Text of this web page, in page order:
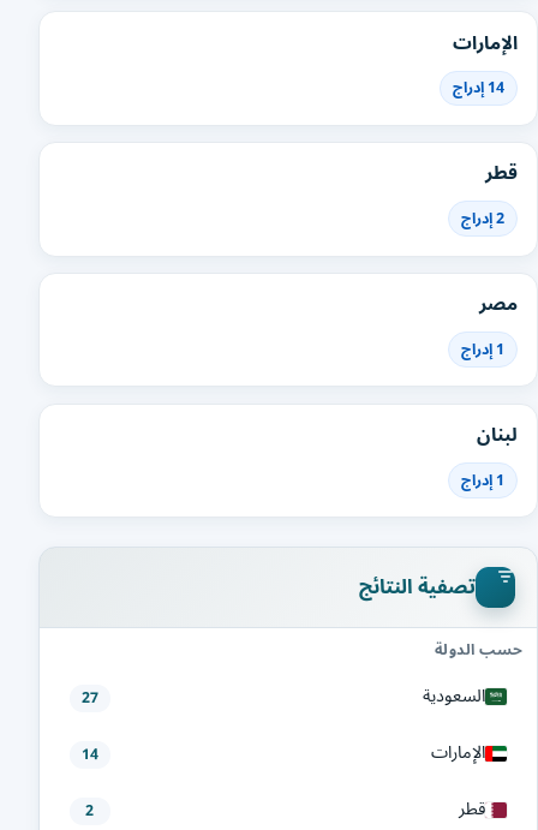
الإمارات
14 إدراج
قطر
2 إدراج
مصر
1 إدراج
لبنان
1 إدراج
تصفية النتائج
حسب الدولة
السعودية 27
الإمارات 14
قطر 2